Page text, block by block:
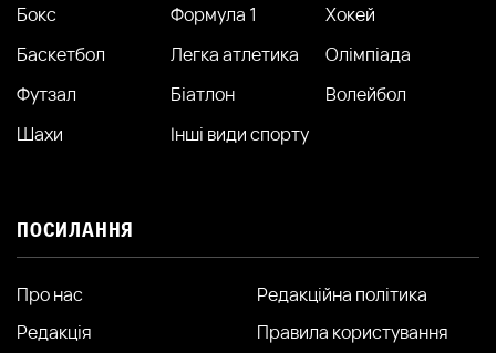
Бокс
Формула 1
Хокей
Баскетбол
Легка атлетика
Олімпіада
Футзал
Біатлон
Волейбол
Шахи
Інші види спорту
ПОСИЛАННЯ
Про нас
Редакція
Редакційна політика
Правила користування